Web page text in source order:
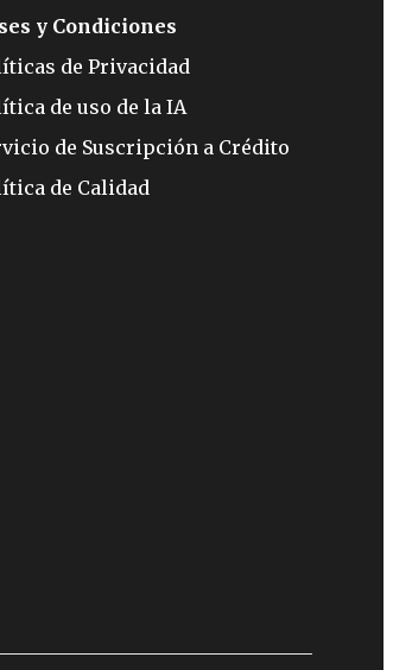
y Condiciones
de Privacidad
de uso de la IA
de Suscripción a Crédito
de Calidad